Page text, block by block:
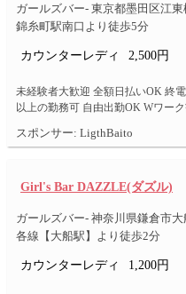
ガールズバー- 東京都墨田区江
錦糸町駅南口より徒歩5分
カウンターレディ 2,500円
未経験者大歓迎 全額日払いOK 終
以上の勤務可 自由出勤OK Wワー
スポンサー: LigthBaito
Girl's Bar DAZZLE(ダズル)
ガールズバー- 神奈川県鎌倉市
各線【大船駅】より徒歩2分
カウンターレディ 1,200円